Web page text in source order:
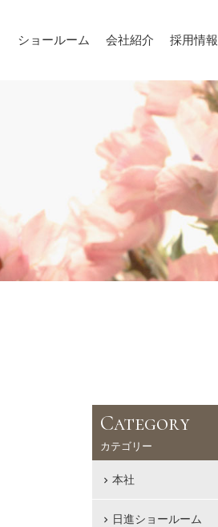
ショールーム 会社紹介 採用情報
Category
カテゴリー
本社
日進ショールーム